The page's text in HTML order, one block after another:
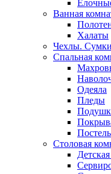
Ванная
Халаты
Чехлы. Сумки
Спальная
Одеяла
Пледы
Столовая